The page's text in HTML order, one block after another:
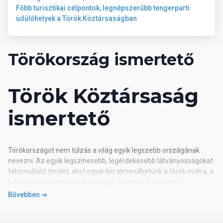
Főbb turisztikai célpontok, legnépszerűbb tengerparti
üdülőhelyek a Török Köztársaságban
Törökország ismertető
Török Köztársaság
ismertető
Törökországot nem túlzás a világ egyik legszebb országának
nevezni. Az egyik legszínesebb, legérdekesebb látványosságokat
felvonultató terület, ahol egyaránt elmerülhetünk a török riviéra, a
természeti tájak nyújtotta élvezetekben. Évről évre turisták milliói
Bővebben